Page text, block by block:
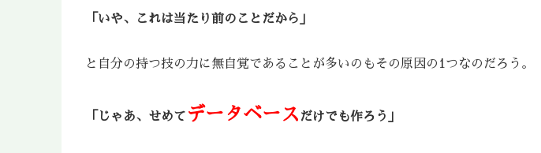
「いや、これは当たり前のことだから」
と自分の持つ技の力に無自覚であることが多いのもその原因の1つなのだろう。
「じゃあ、せめて データベース だけでも作ろう」